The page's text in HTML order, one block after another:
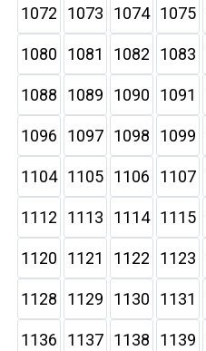
1072 1073 1074 1075
1080 1081 1082 1083
1088 1089 1090 1091
1096 1097 1098 1099
1104 1105 1106 1107
1112 1113 1114 1115
1120 1121 1122 1123
1128 1129 1130 1131
1136 1137 1138 1139